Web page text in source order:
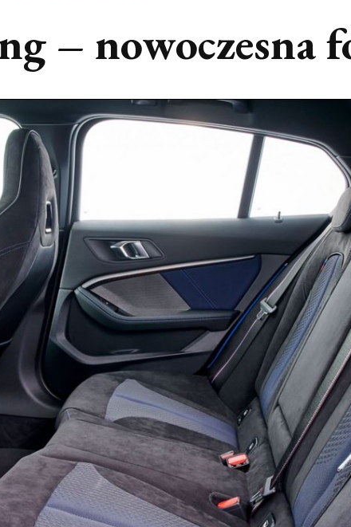
– nowoczesna